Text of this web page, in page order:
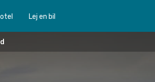
Lej en bil